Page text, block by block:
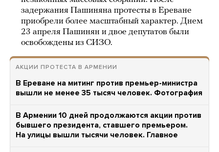
задержания Пашиняна протесты в Ереване
приобрели более масштабный характер. Днем
23 апреля Пашинян и двое депутатов были
освобождены из СИЗО.
АКЦИИ ПРОТЕСТА В АРМЕНИИ
В Ереване на митинг против премьер-министра
вышли не менее 35 тысяч человек. Фотография
В Армении 10 дней продолжаются акции против
бывшего президента, ставшего премьером.
На улицы вышли тысячи человек. Главное